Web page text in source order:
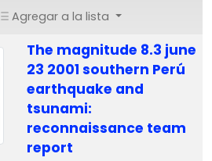
Agregar a la lista
The magnitude 8.3 june
23 2001 southern Perú
earthquake and
tsunami:
reconnaissance team
report